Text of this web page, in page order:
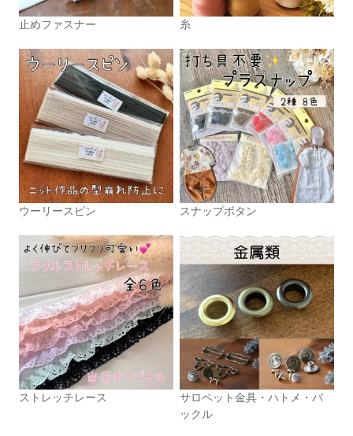
止めファスナー 糸
ウーリースピン スナップボタン
ストレッチレース
サロペット金具・ハトメ・バ
ックル